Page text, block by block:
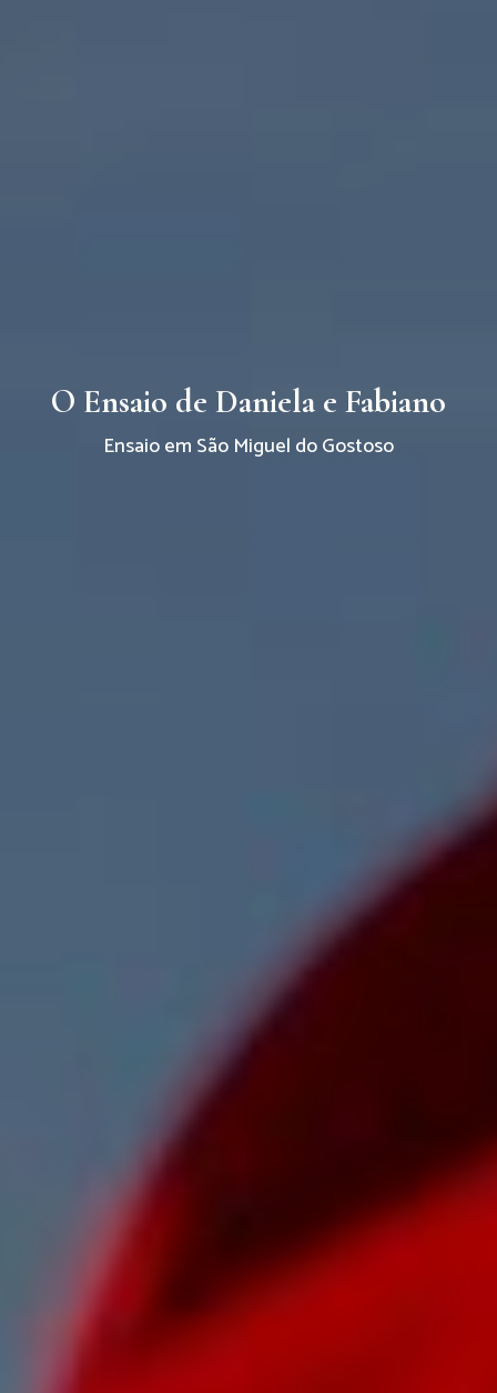
O Ensaio de Daniela e Fabiano
Ensaio em São Miguel do Gostoso